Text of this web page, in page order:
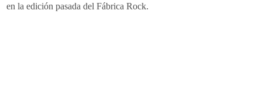
en la edición pasada del Fábrica Rock.